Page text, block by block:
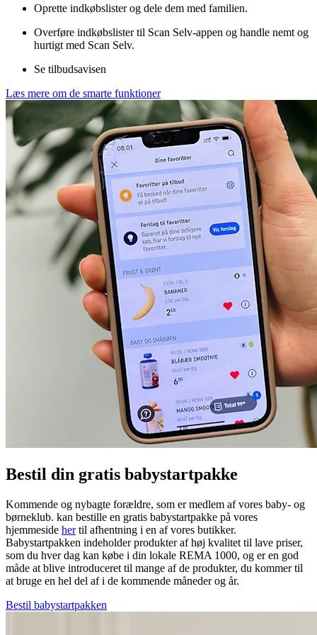
Oprette indkøbslister og dele dem med familien.
Overføre indkøbslister til Scan Selv-appen og handle nemt og
hurtigt med Scan Selv.
Se tilbudsavisen
Læs mere om de smarte funktioner
Bestil din gratis babystartpakke
Kommende og nybagte forældre, som er medlem af vores baby- og
børneklub. kan bestille en gratis babystartpakke på vores
hjemmeside hertil afhentning i en af vores butikker.
Babystartpakken indeholder produkter af høj kvalitet til lave priser,
som du hver dag kan købe i din lokale REMA 1000, og er en god
måde at blive introduceret til mange af de produkter, du kommer til
at bruge en hel del af i de kommende måneder og år.
Bestil babystartpakken